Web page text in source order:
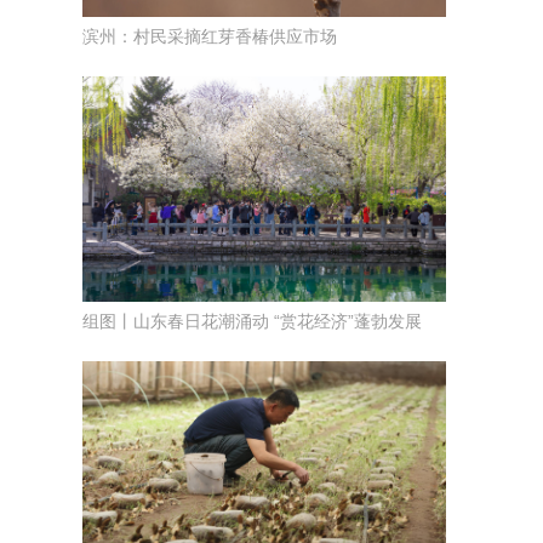
滨州：村民采摘红芽香椿供应市场
组图丨山东春日花潮涌动 “赏花经济”蓬勃发展